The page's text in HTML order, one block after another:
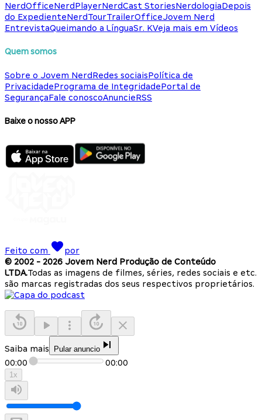
NerdOfficeNerdPlayerNerdCast StoriesNerdologiaDepois
do ExpedienteNerdTourTrailerOfficeJovem Nerd
EntrevistaQueimando a LínguaSr. KVeja mais em Vídeos
Quem somos
Sobre o Jovem NerdRedes sociaisPolítica de
PrivacidadePrograma de IntegridadePortal de
SegurançaFale conoscoAnuncieRSS
Baixe o nosso APP
Feito com
por
© 2002 - 2026 Jovem Nerd Produção de Conteúdo
LTDA.Todas as imagens de filmes, séries, redes sociais e etc.
são marcas registradas dos seus respectivos proprietários.
Saiba mais Pular anuncio
00:00 00:00
1x